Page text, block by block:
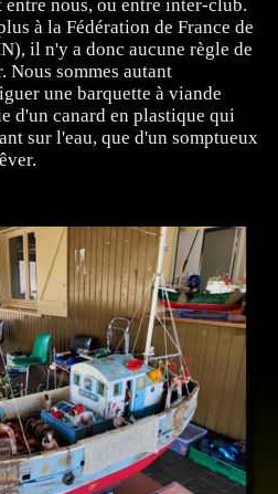
nous, ou entre inter-club.
à la Fédération de France de
il n'y a donc aucune règle de
Nous sommes autant
une barquette à viande
d'un canard en plastique qui
sur l'eau, que d'un somptueux